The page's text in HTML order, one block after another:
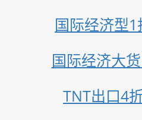
国际经济型
国际经济大
TNT出口4